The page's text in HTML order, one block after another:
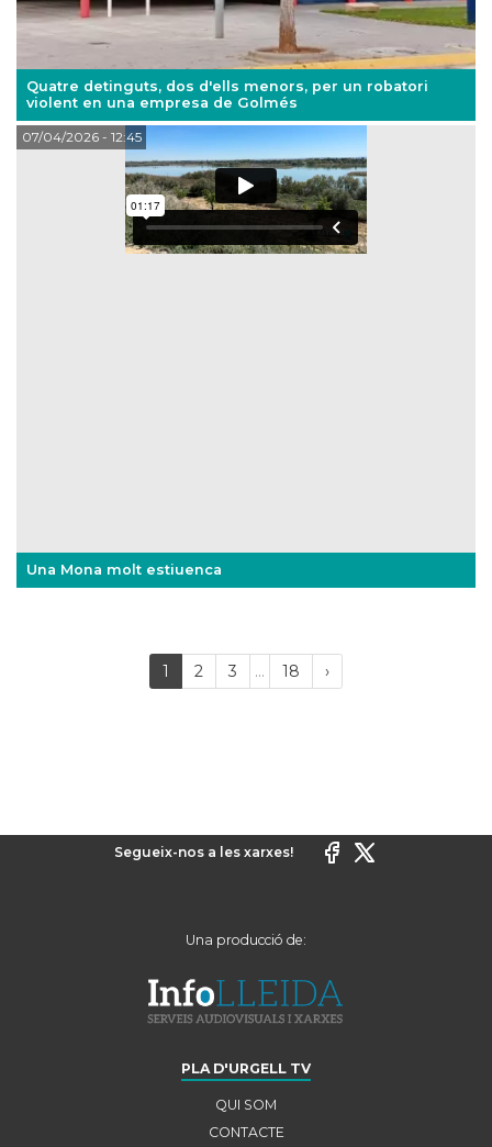
Quatre detinguts, dos d'ells menors, per un robatori
violent en una empresa de Golmés
Una Mona molt estiuenca
07/04/2026- 12:45
1 (current)
2 3 ... 18 ›Próxima
página
Segueix-nos a les xarxes!
Una producció de:
PLA D'URGELL TV
QUI SOM
CONTACTE